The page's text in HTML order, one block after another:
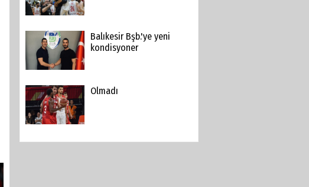
Balıkesir Bşb.'ye yeni
kondisyoner
Olmadı